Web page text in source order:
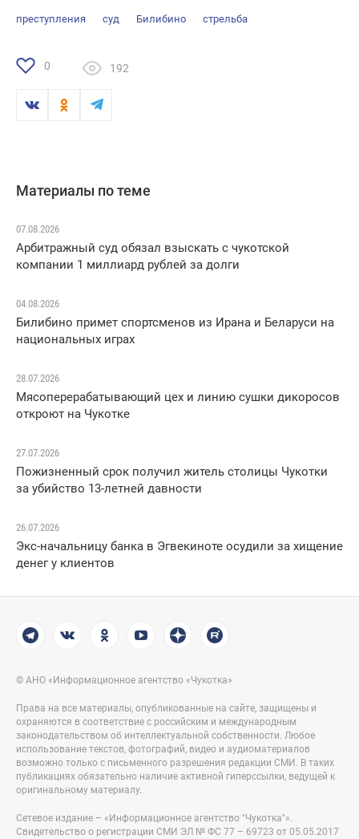
преступления суд Билибино стрельба
0 192
Материалы по теме
07.08.2026
Арбитражный суд обязал взыскать с чукотской
компании 1 миллиард рублей за долги
04.08.2026
Билибино примет спортсменов из Ирана и Беларуси на
национальных играх
28.07.2026
Мясоперерабатывающий цех и линию сушки дикоросов
откроют на Чукотке
27.07.2026
Пожизненный срок получил житель столицы Чукотки
за убийство 13-летней давности
26.07.2026
Экс-начальницу банка в Эгвекиноте осудили за хищение
денег у клиентов
© АНО «Информационное агентство «Чукотка»
Права на все материалы, опубликованные на сайте, защищены и
охраняются в соответствие с российским и международным
законодательством об интеллектуальной собственности. Любое
использование текстов, фотографий, видео и аудиоматериалов
возможно только с письменного разрешения редакции СМИ. В таких
публикациях обязательно наличие активной гиперссылки, ведущей к
оригинальному материалу.
Сетевое издание – «Информационное агентство "Чукотка"».
Свидетельство о регистрации СМИ ЭЛ № ФС 77 – 69723 от 05.05.2017